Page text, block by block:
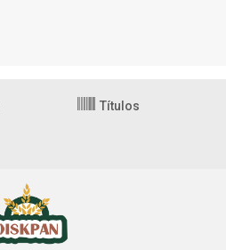
Títulos